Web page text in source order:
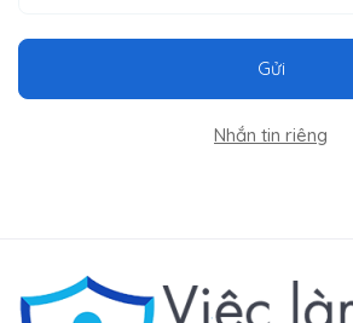
Gửi
Nhắn tin riêng